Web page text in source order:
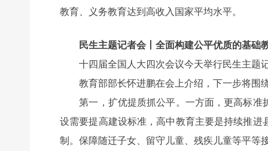
教育、义务教育达到高收入国家平均水平。
民生主题记者会丨全面构建公平优质的基础
十四届全国人大四次会议今天举行民生主题
教育部部长怀进鹏在会上介绍，下一步将围绕
第一，扩优提质抓公平。一方面，更高标准
设需要提高建设标准，高中教育主要是持续推
制。保障随迁子女、留守儿童、残疾儿童等平等